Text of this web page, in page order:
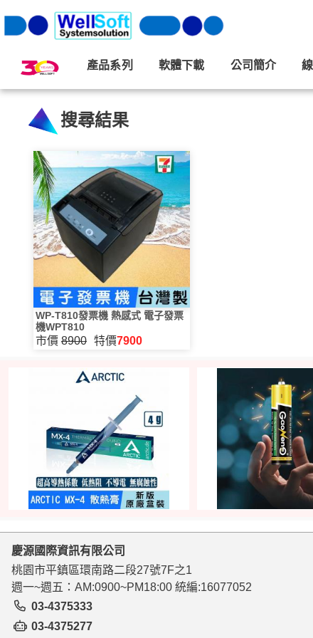
產品系列 軟體下載 公司簡介
搜尋結果
WP-T810發票機 熱感式 電子發票
機WPT810
市價 8900 特價7900
慶源國際資訊有限公司
桃園市平鎮區環南路二段27號7F之1
週一~週五：AM:0900~PM18:00 統編:16077052
03-4375333
03-4375277